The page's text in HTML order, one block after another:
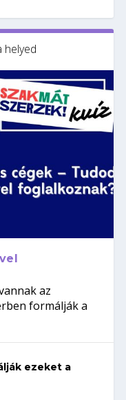
helyed
az
formálják a
ezeket a